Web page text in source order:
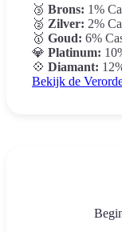
🥉 Brons: 1%
🥈 Zilver: 2%
🥇 Goud: 6%
💎 Platinum:
💠 Diamant:
Bekijk de